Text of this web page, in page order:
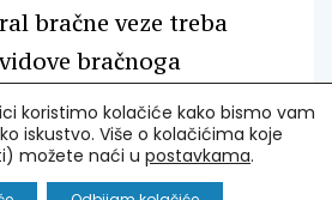
bračne veze treba
bračnoga
osobe za brak;
godinama bračnog
koji imaju
koristimo kolačiće kako bismo vam
iskustvo. Više o kolačićima koje
možete naći u postavkama.